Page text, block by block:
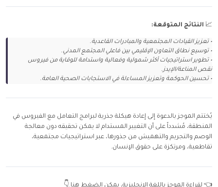
📈 النتائج المتوقعة:
• تعزيز القيادات المجتمعية والمبادرات القاعدية.
• توسيع نطاق التعاون الإقليمي بين فاعلي المجتمع المدني.
• تطوير استراتيجيات أكثر شمولية وفعالية واستدامة للوقاية من فيروس
نقص المناعة/الإيدز.
• تحسين الحوكمة وتعزيز المساءلة في الاستجابات الصحية العامة.
يُختتم الموجز بالدعوة إلى إعادة هيكلة جذرية لبرامج التعامل مع الفيروس في
المنطقة، مُشدداً على أن التغيير المستدام لا يمكن تحقيقه دون معالجة
الوصم والتجريم والتهميش من جذورها، عبر استراتيجيات مجتمعية،
تقاطعية، ومرتكزة على حقوق الإنسان.
👈 لقراءة الموجز باللغة الإنجليزية، يمكن الضغط هنا.👇